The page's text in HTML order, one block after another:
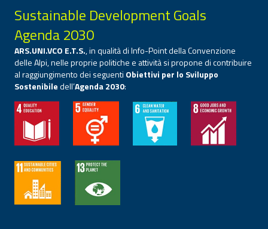
Sustainable Development Goals
Agenda 2030
ARS.UNI.VCO E.T.S., in qualità di Info-Point della Convenzione
delle Alpi, nelle proprie politiche e attività si propone di contribuire
al raggiungimento dei seguenti Obiettivi per lo Sviluppo
Sostenibiledell’Agenda 2030: